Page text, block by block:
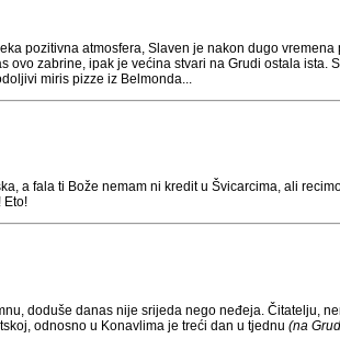
pozitivna atmosfera, Slaven je nakon dugo
ovo zabrine, ipak je većina stvari na Grudi ostala ista.
miris pizze iz Belmonda...
a fala ti Bože nemam ni kredit u Švicarcima, ali
Eto!
doduše danas nije srijeda nego neđeja. Čitatelju,
odnosno u Konavlima je treći dan u tjednu (na